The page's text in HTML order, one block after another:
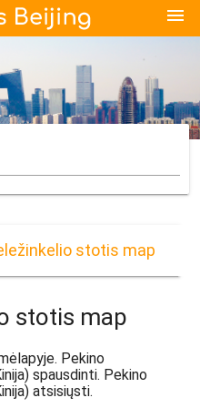
menu
stotis map
stotis map
Pekino
spausdinti. Pekino
atsisiųsti.